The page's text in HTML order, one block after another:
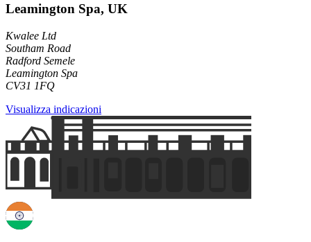
Leamington Spa, UK
Kwalee Ltd
Southam Road
Radford Semele
Leamington Spa
CV31 1FQ
Visualizza indicazioni